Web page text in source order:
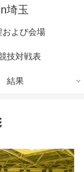
埼玉
および会場
技対戦表
結果